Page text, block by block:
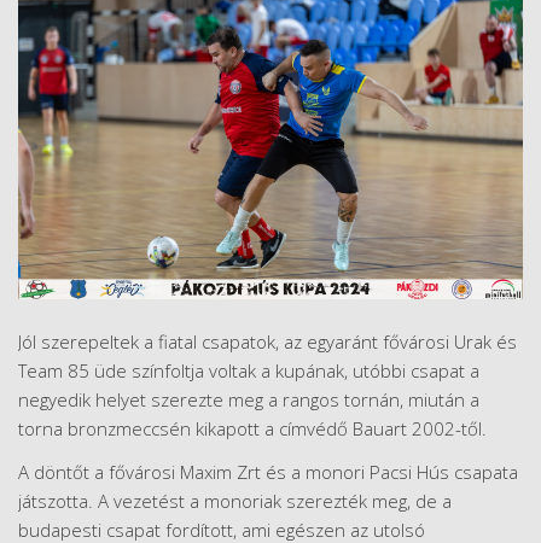
Jól szerepeltek a fiatal csapatok, az egyaránt fővárosi Urak és
Team 85 üde színfoltja voltak a kupának, utóbbi csapat a
negyedik helyet szerezte meg a rangos tornán, miután a
torna bronzmeccsén kikapott a címvédő Bauart 2002-től.
A döntőt a fővárosi Maxim Zrt és a monori Pacsi Hús csapata
játszotta. A vezetést a monoriak szerezték meg, de a
budapesti csapat fordított, ami egészen az utolsó